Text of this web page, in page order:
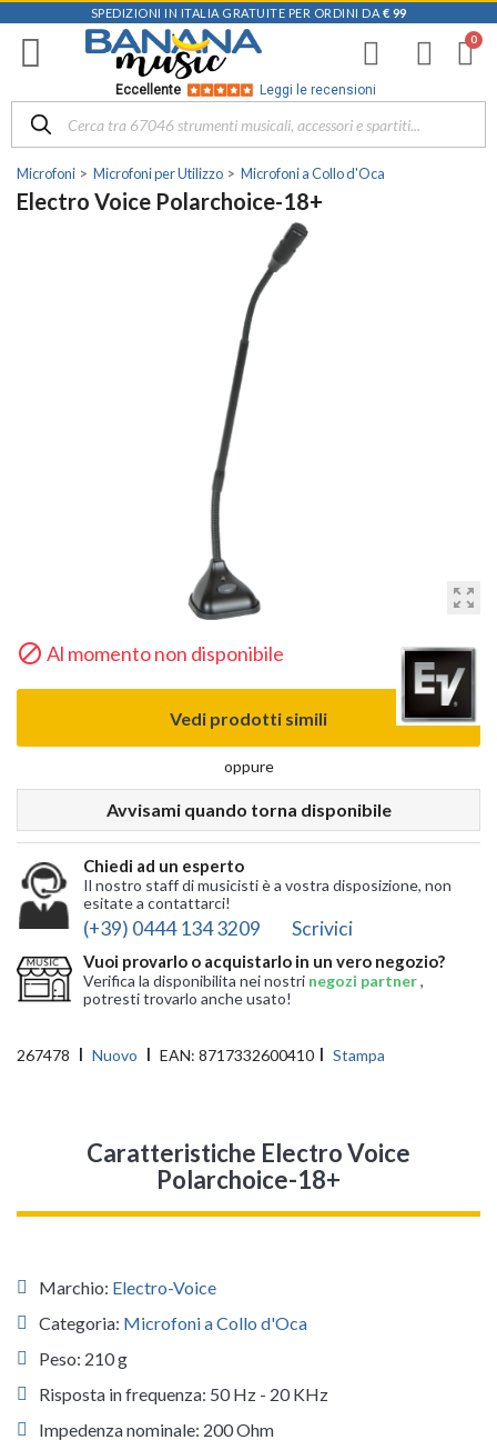
SPEDIZIONI IN ITALIA GRATUITE PER ORDINI DA € 99
Eccellente Leggi le recensioni
Microfoni Microfoni per Utilizzo Microfoni a Collo d'Oca
Electro Voice Polarchoice-18+
zoom_out_map
 Al momento non disponibile
Vedi prodotti simili
oppure
Avvisami quando torna disponibile
Chiedi ad un esperto
Il nostro staff di musicisti è a vostra disposizione, non
esitate a contattarci!
(+39) 0444 134 3209 Scrivici
Vuoi provarlo o acquistarlo in un vero negozio?
Verifica la disponibilita nei nostri negozi partner,
potresti trovarlo anche usato!
267478 Nuovo EAN: 8717332600410 Stampa
Caratteristiche Electro Voice
Polarchoice-18+
Marchio: Electro-Voice
Categoria: Microfoni a Collo d'Oca
Peso: 210 g
Risposta in frequenza: 50 Hz - 20 KHz
Impedenza nominale: 200 Ohm